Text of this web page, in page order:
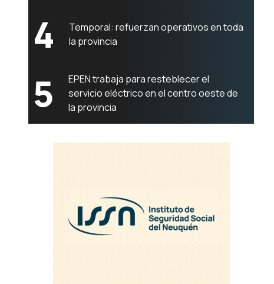
4
Temporal: refuerzan operativos en toda
la provincia
5
EPEN trabaja para resteblecer el
servicio eléctrico en el centro oeste de
la provincia